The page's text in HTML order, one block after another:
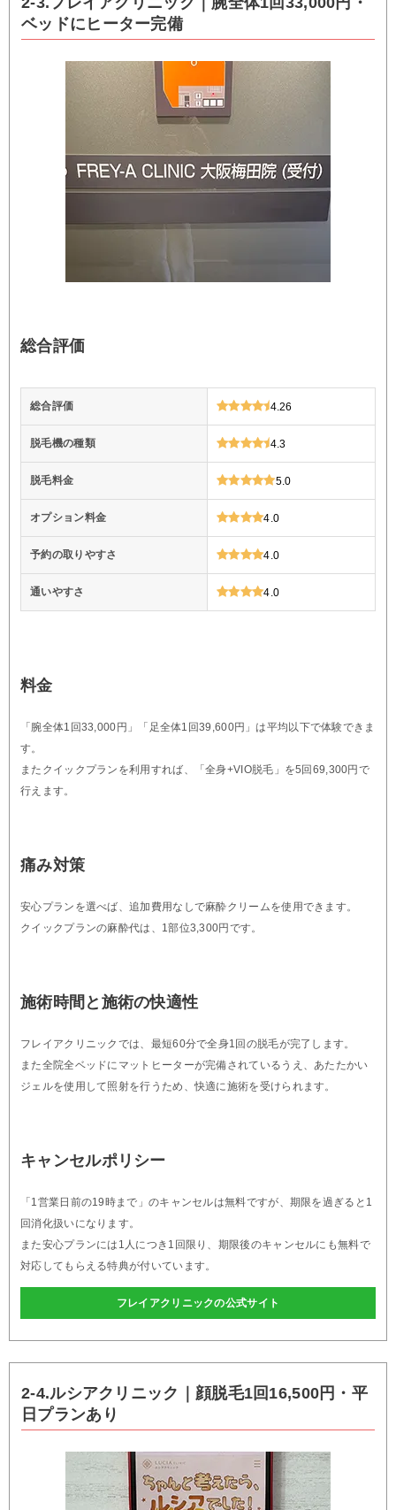
ベッドにヒーター完備
総合評価
総合評価 4.26
脱毛機の種類 4.3
脱毛料金 5.0
オプション料金 4.0
予約の取りやすさ 4.0
通いやすさ 4.0
料金
「腕全体1回33,000円」「足全体1回39,600円」は平均以下で体験できま
す。
またクイックプランを利用すれば、「全身+VIO脱毛」を5回69,300円で
行えます。
痛み対策
安心プランを選べば、追加費用なしで麻酔クリームを使用できます。
クイックプランの麻酔代は、1部位3,300円です。
施術時間と施術の快適性
フレイアクリニックでは、最短60分で全身1回の脱毛が完了します。
また全院全ベッドにマットヒーターが完備されているうえ、あたたかい
ジェルを使用して照射を行うため、快適に施術を受けられます。
キャンセルポリシー
「1営業日前の19時まで」のキャンセルは無料ですが、期限を過ぎると1
回消化扱いになります。
また安心プランには1人につき1回限り、期限後のキャンセルにも無料で
対応してもらえる特典が付いています。
フレイアクリニックの公式サイト
2-4.ルシアクリニック｜顔脱毛1回16,500円・平
日プランあり